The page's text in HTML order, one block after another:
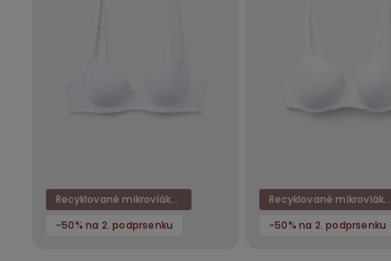
Recyklované mikrovlákno
-50% na 2. podprsenku
Recyklované mikrovlákno
-50% na 2. podprsenku